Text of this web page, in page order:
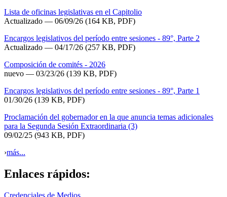
Lista de oficinas legislativas en el Capitolio
Actualizado — 06/09/26 (164 KB, PDF)
Encargos legislativos del período entre sesiones - 89°, Parte 2
Actualizado — 04/17/26 (257 KB, PDF)
Composición de comités - 2026
nuevo — 03/23/26 (139 KB, PDF)
Encargos legislativos del período entre sesiones - 89°, Parte 1
01/30/26 (139 KB, PDF)
Proclamación del gobernador en la que anuncia temas adicionales
para la Segunda Sesión Extraordinaria (3)
09/02/25 (943 KB, PDF)
›más...
Enlaces rápidos: